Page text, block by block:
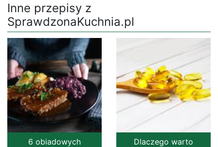
Inne przepisy z
SprawdzonaKuchnia.pl
6 obiadowych
Dlaczego warto